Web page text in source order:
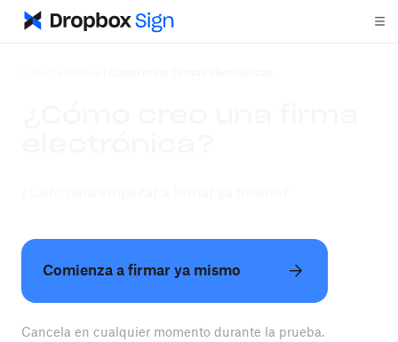
Comienza a firmar ya mismo
Cancela en cualquier momento durante la prueba.